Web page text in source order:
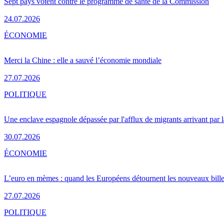
24.07.2026
Merci la Chine : elle a sauvé l’économie mondiale
27.07.2026
ÉCONOMIE
Une enclave espagnole dépassée par l'afflux de migrants arrivant par
30.07.2026
POLITIQUE
L’euro en mèmes : quand les Européens détournent les nouveaux
27.07.2026
ÉCONOMIE
POLITIQUE